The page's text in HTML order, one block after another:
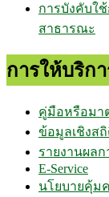
การบังคับใ
สาธารณะ
การให้บริก
คู่มือหรือมา
ข้อมูลเชิงส
รายงานผล
E-Service
นโยบายคุ้ม